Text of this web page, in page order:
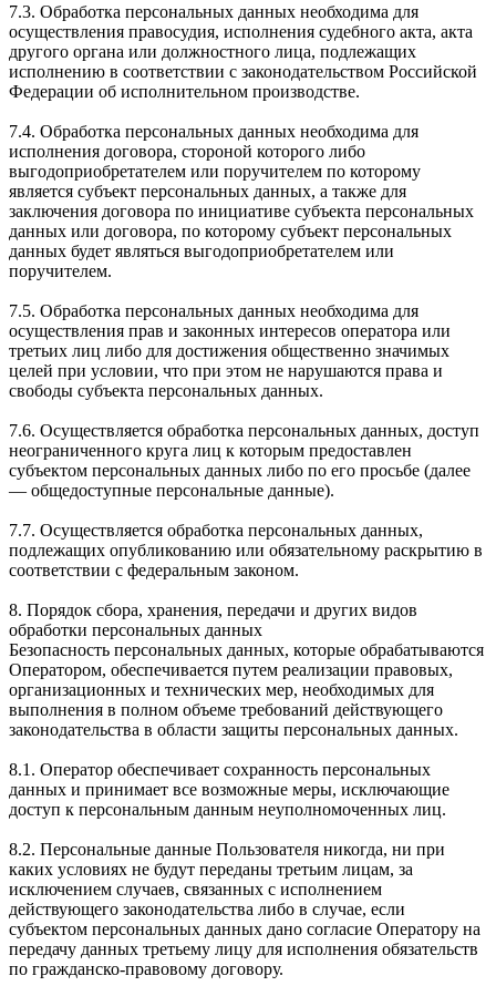
7.3. Обработка персональных данных необходима для
осуществления правосудия, исполнения судебного акта, акта
другого органа или должностного лица, подлежащих
исполнению в соответствии с законодательством Российской
Федерации об исполнительном производстве.
7.4. Обработка персональных данных необходима для
исполнения договора, стороной которого либо
выгодоприобретателем или поручителем по которому
является субъект персональных данных, а также для
заключения договора по инициативе субъекта персональных
данных или договора, по которому субъект персональных
данных будет являться выгодоприобретателем или
поручителем.
7.5. Обработка персональных данных необходима для
осуществления прав и законных интересов оператора или
третьих лиц либо для достижения общественно значимых
целей при условии, что при этом не нарушаются права и
свободы субъекта персональных данных.
7.6. Осуществляется обработка персональных данных, доступ
неограниченного круга лиц к которым предоставлен
субъектом персональных данных либо по его просьбе (далее
— общедоступные персональные данные).
7.7. Осуществляется обработка персональных данных,
подлежащих опубликованию или обязательному раскрытию в
соответствии с федеральным законом.
8. Порядок сбора, хранения, передачи и других видов
обработки персональных данных
Безопасность персональных данных, которые обрабатываются
Оператором, обеспечивается путем реализации правовых,
организационных и технических мер, необходимых для
выполнения в полном объеме требований действующего
законодательства в области защиты персональных данных.
8.1. Оператор обеспечивает сохранность персональных
данных и принимает все возможные меры, исключающие
доступ к персональным данным неуполномоченных лиц.
8.2. Персональные данные Пользователя никогда, ни при
каких условиях не будут переданы третьим лицам, за
исключением случаев, связанных с исполнением
действующего законодательства либо в случае, если
субъектом персональных данных дано согласие Оператору на
передачу данных третьему лицу для исполнения обязательств
по гражданско-правовому договору.